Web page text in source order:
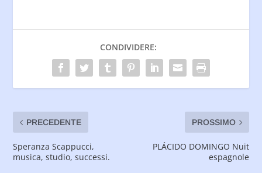
CONDIVIDERE:
PRECEDENTE
Speranza Scappucci,
musica, studio, successi.
PROSSIMO
PLÁCIDO DOMINGO Nuit
espagnole